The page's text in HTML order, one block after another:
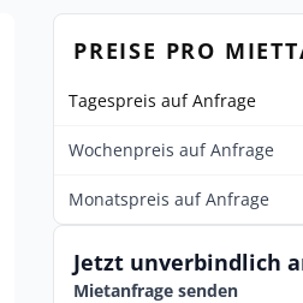
PREISE PRO
Tagespreis auf Anfrage
Wochenpreis auf Anfrage
Monatspreis auf Anfrage
Jetzt unverbindlich
Mietanfrage senden